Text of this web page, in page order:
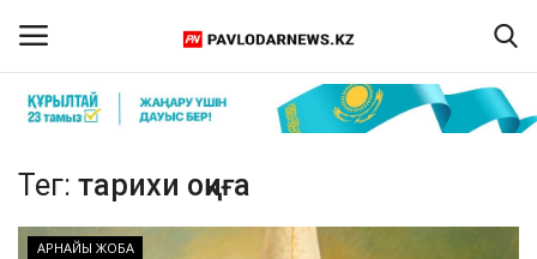
Тіркелу
Тег: тарихи оқиға
АРНАЙЫ ЖОБА